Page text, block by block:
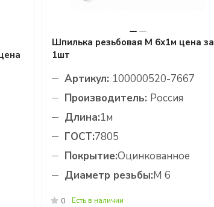
Шпилька резьбовая М 6х1м цена за
1шт
Артикул: 100000520-7667
Производитель: Россия
Длина:1м
ГОСТ:7805
Покрытие:Оцинкованное
Диаметр резьбы:М 6
0 Есть в наличии